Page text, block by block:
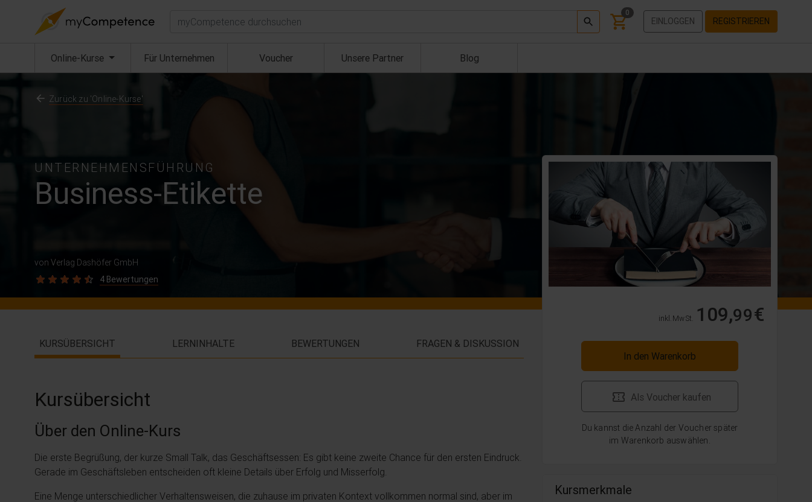
Suchen 0
EINLOGGEN REGISTRIEREN
Online-Kurse (aktuell) Für Unternehmen Voucher Unsere Partner Blog
UNTERNEHMENSFÜHRUNG
Business-Etikette
von Verlag Dashöfer GmbH
4 Bewertungen
Zurück zu 'Online-Kurse'
inkl. MwSt. 109,99€
In den Warenkorb
Als Voucher kaufen
Du kannst die Anzahl der Voucher später
im Warenkorb auswählen.
Kursmerkmale
KURSÜBERSICHT LERNINHALTE BEWERTUNGEN FRAGEN & DISKUSSION
Kursübersicht
Über den Online-Kurs
Die erste Begrüßung, der kurze Small Talk, das Geschäftsessen: Es gibt keine zweite Chance für den ersten Eindruck.
Gerade im Geschäftsleben entscheiden oft kleine Details über Erfolg und Misserfolg.
Eine Menge unterschiedlicher Verhaltensweisen, die zuhause im privaten Kontext vollkommen normal sind, aber im